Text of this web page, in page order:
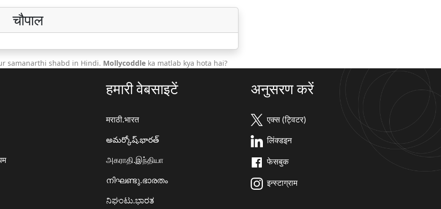
चौपाल
samanarthi shabd in Hindi. Mollycoddle ka matlab kya hota hai?
हमारी वेबसाइटें
मराठी.भारत
అమర్కోష్.భారత్
அகராதி.இந்தியா
നിഘണ്ടു.ഭാരതം
ನಿಘಂಟು.ಭಾರತ
अनुसरण करें
एक्स (ट्विटर)
लिंक्डइन
फेसबुक
इन्स्टाग्राम